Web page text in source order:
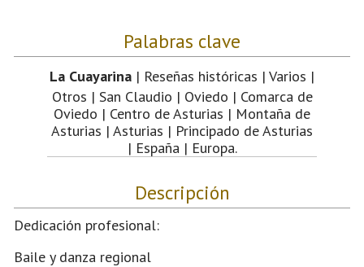
Palabras clave
La Cuayarina | Reseñas históricas | Varios |
Otros | San Claudio | Oviedo | Comarca de
Oviedo | Centro de Asturias | Montaña de
Asturias | Asturias | Principado de Asturias
| España | Europa.
Descripción
Dedicación profesional:
Baile y danza regional